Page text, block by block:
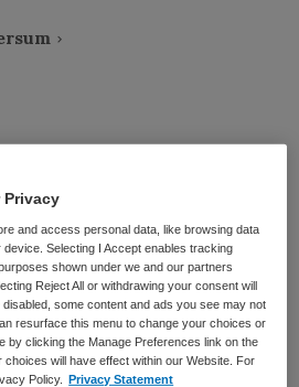
AANSTELLING
Vaste aanstelling
NIVEAU
WO
DIENSTVERBAND
Privacy
and access personal data, like browsing data
Selecting I Accept enables tracking
shown under we and our partners
Reject All or withdrawing your consent will
some content and ads you see may not
resurface this menu to change your choices or
by clicking the Manage Preferences link on the
choices will have effect within our Website. For
Policy.
Privacy Statement